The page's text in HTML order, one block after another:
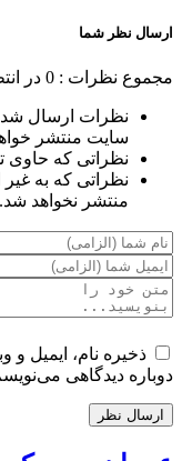
ارسال نظر شما
مجموع نظرات : 0 در
نظرات ارسال
سایت منتشر
نظراتی که حاوی
نظراتی که به غیر
منتشر نخواهد شد.
ذخیره نام، ایمیل
دوباره دیدگاهی